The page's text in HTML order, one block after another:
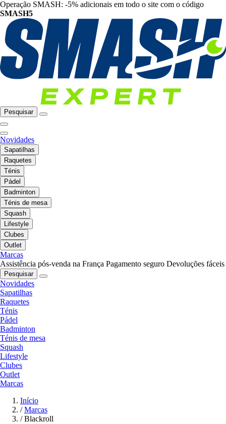
Operação SMASH: -5% adicionais em todo o site com o código
SMASH5
Pesquisar
Novidades
Sapatilhas
Raquetes
Ténis
Pádel
Badminton
Ténis de mesa
Squash
Lifestyle
Clubes
Outlet
Marcas
Assistência pós-venda na França Pagamento seguro Devoluções fáceis
Pesquisar
Novidades
Sapatilhas
Raquetes
Ténis
Pádel
Badminton
Ténis de mesa
Squash
Lifestyle
Clubes
Outlet
Marcas
Início
/ Marcas
/ Blackroll